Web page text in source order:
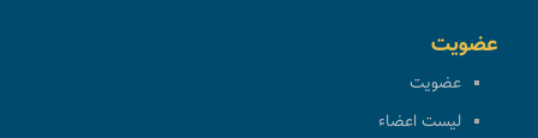
عضویت
عضویت
لیست اعضاء